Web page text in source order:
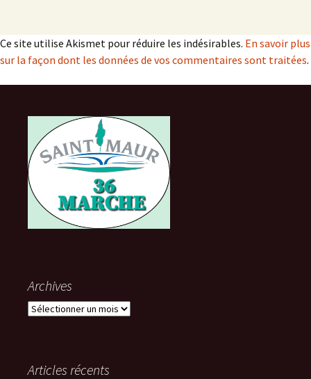
Ce site utilise Akismet pour réduire les indésirables. En savoir plus
sur la façon dont les données de vos commentaires sont traitées.
Archives
Archives
Articles récents